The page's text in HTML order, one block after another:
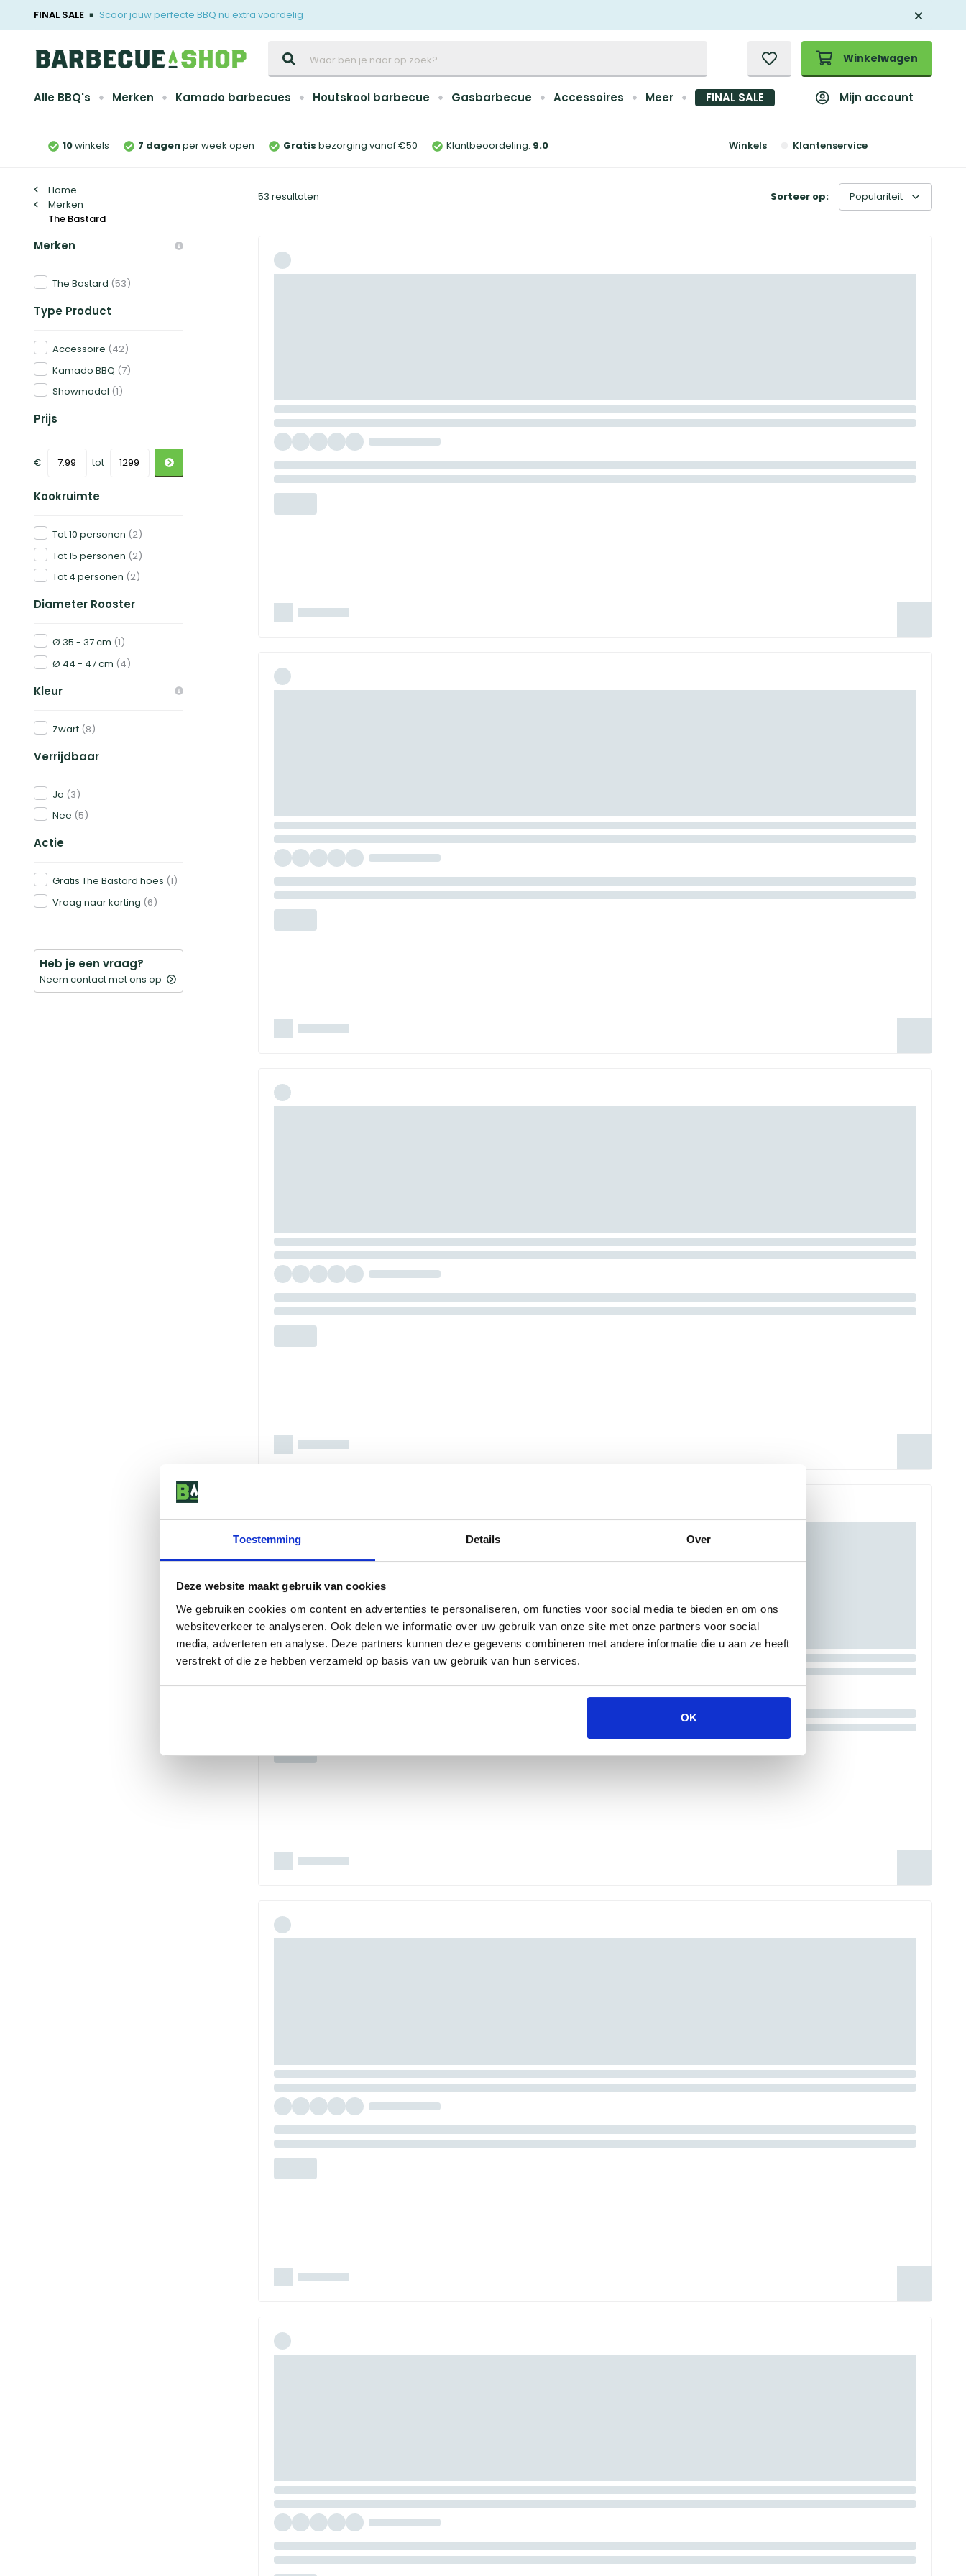
Toestemming Details Over
Deze website maakt gebruik van cookies
We gebruiken cookies om content en advertenties te personaliseren, om functies voor social media te bieden en om ons
websiteverkeer te analyseren. Ook delen we informatie over uw gebruik van onze site met onze partners voor social
media, adverteren en analyse. Deze partners kunnen deze gegevens combineren met andere informatie die u aan ze heeft
verstrekt of die ze hebben verzameld op basis van uw gebruik van hun services.
OK
FINAL SALE Scoor jouw perfecte BBQ nu extra voordelig
Winkelwagen
Alle BBQ's Merken Kamado barbecues Houtskool barbecue Gasbarbecue Accessoires Meer FINAL SALE Mijn account
10winkels 7 dagenper week open Gratis bezorging vanaf €50 Klantbeoordeling: 9.0 Winkels Klantenservice
Home
Merken
The Bastard
Merken
The Bastard (53)
Type Product
Accessoire (42)
Kamado BBQ (7)
Showmodel (1)
Prijs
€ tot
Kookruimte
Tot 10 personen (2)
Tot 15 personen (2)
Tot 4 personen (2)
Diameter Rooster
Ø 35 - 37 cm (1)
Ø 44 - 47 cm (4)
Kleur
Zwart (8)
Verrijdbaar
Ja (3)
Nee (5)
Actie
Gratis The Bastard hoes (1)
Vraag naar korting (6)
Heb je een vraag?
Neem contact met ons op
53 resultaten Sorteer op: